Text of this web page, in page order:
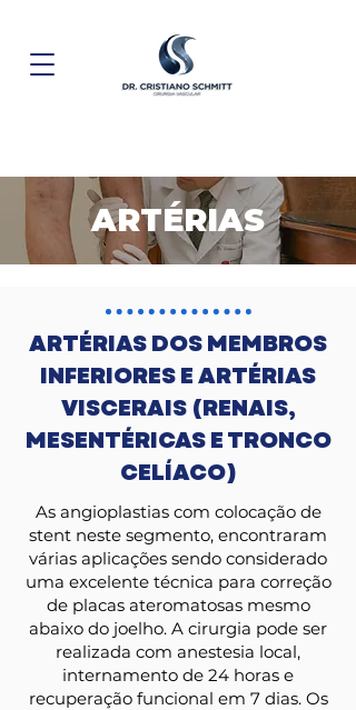
ARTÉRIAS
ARTÉRIAS DOS MEMBROS
INFERIORES E ARTÉRIAS
VISCERAIS (RENAIS,
MESENTÉRICAS E TRONCO
CELÍACO)
As angioplastias com colocação de
stent neste segmento, encontraram
várias aplicações sendo considerado
uma excelente técnica para correção
de placas ateromatosas mesmo
abaixo do joelho. A cirurgia pode ser
realizada com anestesia local,
internamento de 24 horas e
recuperação funcional em 7 dias. Os